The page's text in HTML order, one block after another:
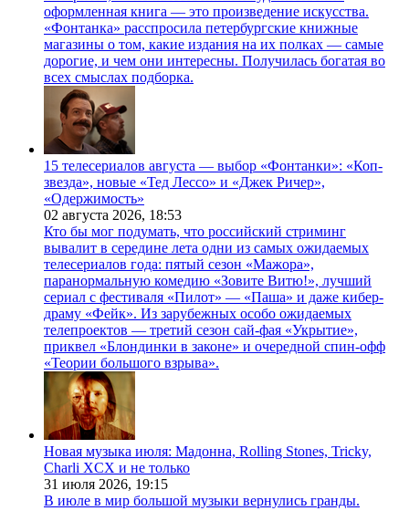
оформленная книга — это произведение искусства.
«Фонтанка» расспросила петербургские книжные
магазины о том, какие издания на их полках — самые
дорогие, и чем они интересны. Получилась богатая во
всех смыслах подборка.
15 телесериалов августа — выбор «Фонтанки»: «Коп-
звезда», новые «Тед Лессо» и «Джек Ричер»,
«Одержимость»
02 августа 2026, 18:53
Кто бы мог подумать, что российский стриминг
вывалит в середине лета одни из самых ожидаемых
телесериалов года: пятый сезон «Мажора»,
паранормальную комедию «Зовите Витю!», лучший
сериал с фестиваля «Пилот» — «Паша» и даже кибер-
драму «Фейк». Из зарубежных особо ожидаемых
телепроектов — третий сезон сай-фая «Укрытие»,
приквел «Блондинки в законе» и очередной спин-офф
«Теории большого взрыва».
Новая музыка июля: Мадонна, Rolling Stones, Tricky,
Charli XCX и не только
31 июля 2026, 19:15
В июле в мир большой музыки вернулись гранды.